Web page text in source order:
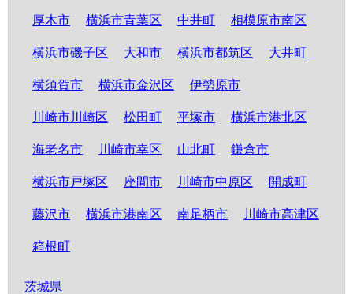
厚木市 横浜市青葉区 中井町 相模原市南区
横浜市磯子区 大和市 横浜市都筑区 大井町
横須賀市 横浜市金沢区 伊勢原市
川崎市川崎区 松田町 平塚市 横浜市港北区
海老名市 川崎市幸区 山北町 鎌倉市
横浜市戸塚区 座間市 川崎市中原区 開成町
藤沢市 横浜市港南区 南足柄市 川崎市高津区
箱根町
茨城県